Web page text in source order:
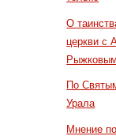
О
церкви с
Рыжковым
По
Урала
Мнение